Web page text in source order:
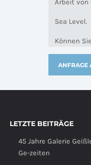
LETZTE BEITRÄGE
45 Jahre Galerie
Ge-zeiten